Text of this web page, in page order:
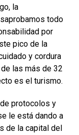
la
todo
por
pico de la
y cordura
las más de 32
es el turismo.
protocolos y
le está dando a
de la capital del